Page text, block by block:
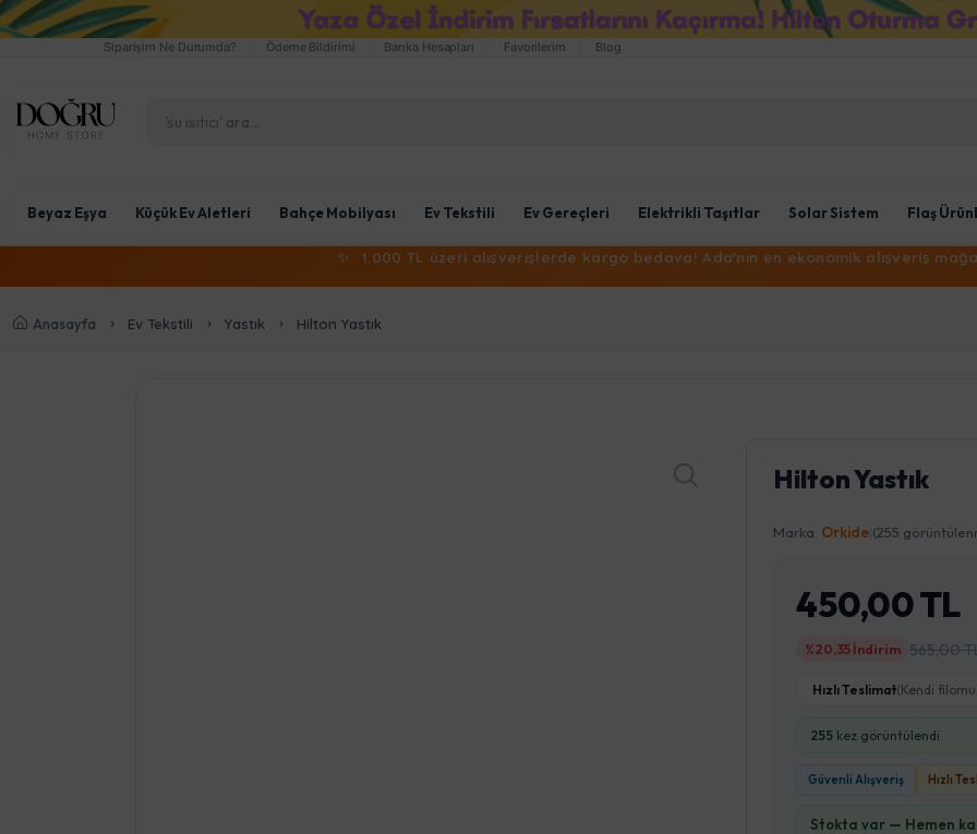
Siparişim Ne Durumda? Ödeme Bildirimi Banka Hesapları Favorilerim Blog
Beyaz Eşya Küçük Ev Aletleri Bahçe Mobilyası Ev Tekstili Ev Gereçleri Elektrikli Taşıtlar Solar Sistem Flaş
✨ 1.000 TL üzeri alışverişlerde kargo bedava! Ada'nın en ekonomik alışveriş
Anasayfa Ev Tekstili Yastık Hilton Yastık
Hilton Yastık
Marka: Orkide (255
450,00 TL
%20,35 İndirim 565,00
Hızlı Teslimat(Kendi
255 kez görüntülendi
Güvenli Alışveriş Hızlı
Stokta var — Hemen